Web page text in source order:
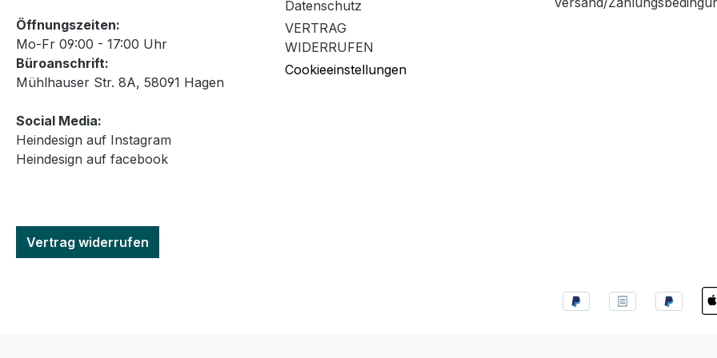
Öffnungszeiten:
Mo-Fr 09:00 - 17:00 Uhr
Büroanschrift:
Mühlhauser Str. 8A, 58091 Hagen
Social Media:
Heindesign auf Instagram
Heindesign auf facebook
Vertrag widerrufen
Datenschutz
VERTRAG
WIDERRUFEN
Cookieeinstellungen